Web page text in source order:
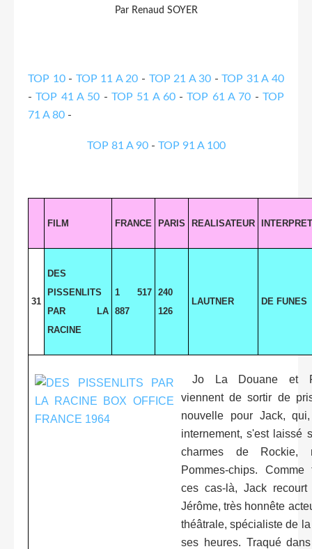
Par Renaud SOYER
TOP 10- TOP 11 A 20 - TOP 21 A 30 -TOP 31 A 40
- TOP 41 A 50 - TOP 51 A 60- TOP 61 A 70 - TOP
71 A 80 -
TOP 81 A 90 - TOP 91 A 100
FILM FRANCE PARIS REALISATEUR
31
DES
PISSENLITS
PAR LA
RACINE
1 517
887
240
126
LAUTNER DE FUNES
Jo La Douane et
viennent de sortir de
nouvelle pour Jack,
internement, s'est laissé
charmes de Rockie,
Pommes-chips.
ces cas-là, Jack
Jérôme, très honnête
théâtrale, spécialiste de
ses heures. Traqué